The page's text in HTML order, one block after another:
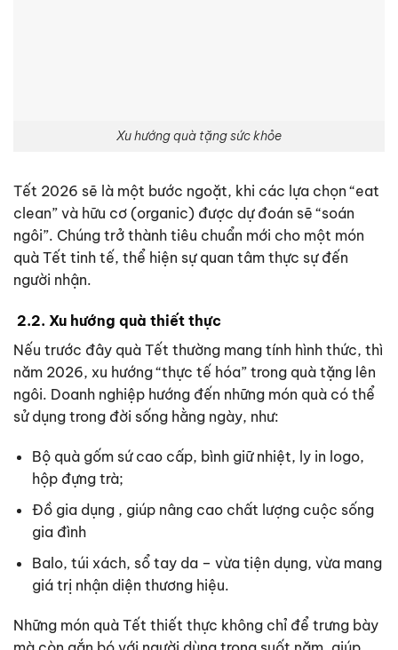
Xu hướng quà tặng sức khỏe
Tết 2026 sẽ là một bước ngoặt, khi các lựa chọn “eat
clean” và hữu cơ (organic) được dự đoán sẽ “soán
ngôi”. Chúng trở thành tiêu chuẩn mới cho một món
quà Tết tinh tế, thể hiện sự quan tâm thực sự đến
người nhận.
2.2. Xu hướng quà thiết thực
Nếu trước đây quà Tết thường mang tính hình thức, thì
năm 2026, xu hướng “thực tế hóa” trong quà tặng lên
ngôi. Doanh nghiệp hướng đến những món quà có thể
sử dụng trong đời sống hằng ngày, như:
Bộ quà gốm sứ cao cấp, bình giữ nhiệt, ly in logo,
hộp đựng trà;
Đồ gia dụng , giúp nâng cao chất lượng cuộc sống
gia đình
Balo, túi xách, sổ tay da – vừa tiện dụng, vừa mang
giá trị nhận diện thương hiệu.
Những món quà Tết thiết thực không chỉ để trưng bày